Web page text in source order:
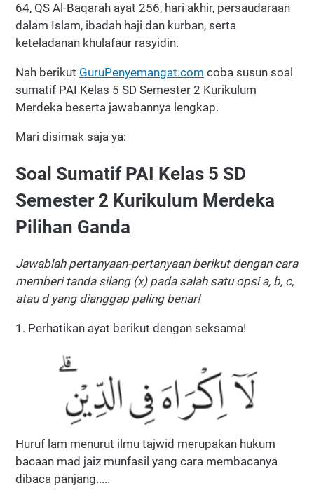
64, QS Al-Baqarah ayat 256, hari akhir, persaudaraan
dalam Islam, ibadah haji dan kurban, serta
keteladanan khulafaur rasyidin.
Nah berikut GuruPenyemangat.com coba susun soal
sumatif PAI Kelas 5 SD Semester 2 Kurikulum
Merdeka beserta jawabannya lengkap.
Mari disimak saja ya:
Soal Sumatif PAI Kelas 5 SD
Semester 2 Kurikulum Merdeka
Pilihan Ganda
Jawablah pertanyaan-pertanyaan berikut dengan cara
memberi tanda silang (x) pada salah satu opsi a, b, c,
atau d yang dianggap paling benar!
1. Perhatikan ayat berikut dengan seksama!
Huruf lam menurut ilmu tajwid merupakan hukum
bacaan mad jaiz munfasil yang cara membacanya
dibaca panjang.....